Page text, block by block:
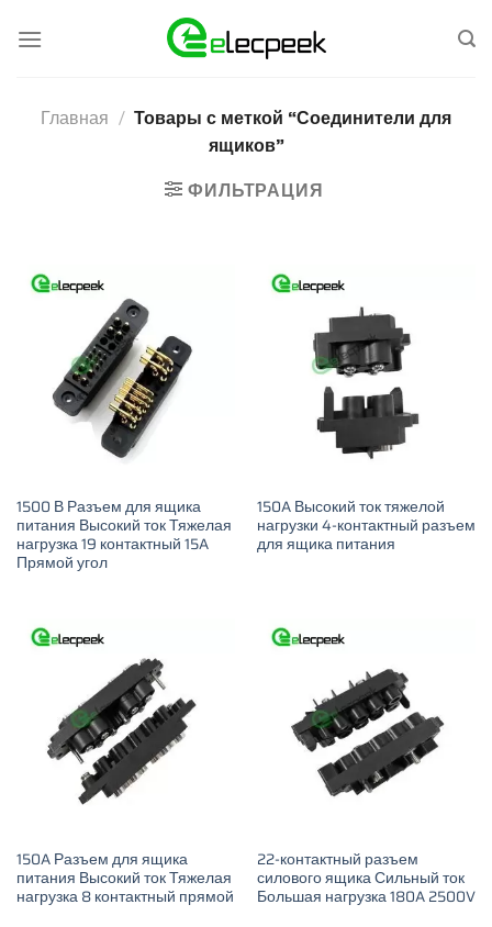
Главная / Товары с меткой “Соединители для
ящиков”
ФИЛЬТРАЦИЯ
1500 В Разъем для ящика
питания Высокий ток Тяжелая
нагрузка 19 контактный 15A
Прямой угол
150A Высокий ток тяжелой
нагрузки 4-контактный разъем
для ящика питания
150A Разъем для ящика
питания Высокий ток Тяжелая
нагрузка 8 контактный прямой
22-контактный разъем
силового ящика Сильный ток
Большая нагрузка 180A 2500V